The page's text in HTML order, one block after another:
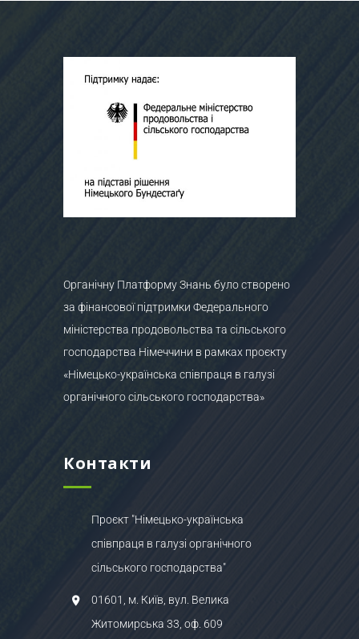
Органічну Платформу Знань було створено
за фінансової підтримки Федерального
міністерства продовольства та сільського
господарства Німеччини в рамках проєкту
«Німецько-українська співпраця в галузі
органічного сільського господарства»
Контакти
Проєкт "Німецько-українська
співпраця в галузі органічного
сільського господарства"
01601, м. Київ, вул. Велика
Житомирська 33, оф. 609